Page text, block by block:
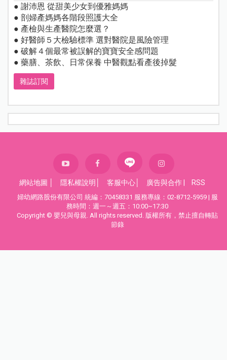
● 謝沛恩 從甜美少女到優雅媽媽
● 剖婦產媽媽各階段照護大全
● 產檢與生產醫院怎麼選？
● 好醫師５大檢驗標準 選對醫院是風險管理
● 破解４個最常被誤解的寶寶安全感問題
● 藥膳、茶飲、日常保養 中醫觀點看產後掉髮
雜誌訂閱
網站地圖 隱私權說明 客服中心 廣告與合作 RSS
婦幼網路股份有限公司 統編：70458331 服務專線：02-8712-5959 | 服
務時間：週一～週五：10:00~17:30
Copyright © 嬰兒與母親. All rights reserved. 版權所有，禁止擅自轉貼
節錄